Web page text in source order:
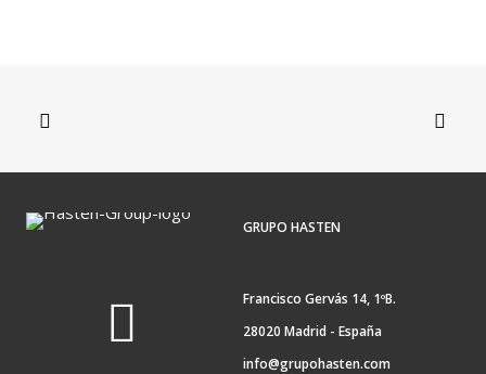
30 de julio de 2026
GRUPO HASTEN
Francisco Gervás 14, 1ºB.
28020 Madrid - España
info@grupohasten.com